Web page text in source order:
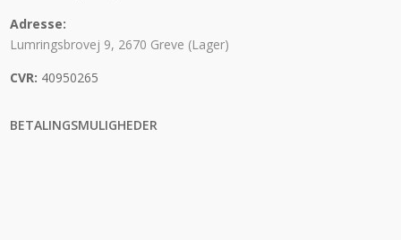
Adresse:
Lumringsbrovej 9, 2670 Greve (Lager)
CVR: 40950265
BETALINGSMULIGHEDER